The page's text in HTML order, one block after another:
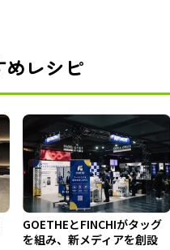
めレシピ
GOETHEとFINCHIがタッグ
を組み、新メディアを創設